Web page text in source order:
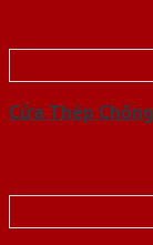
Cửa Thép